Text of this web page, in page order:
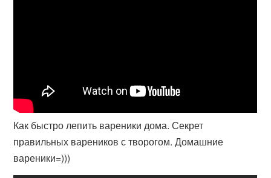
Как быстро лепить вареники дома. Секрет
правильных вареников с творогом. Домашние
вареники=)))